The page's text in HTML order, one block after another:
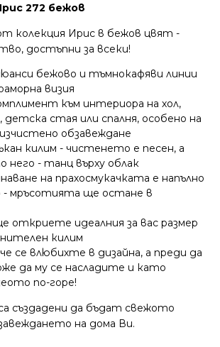
272 бежов
колекция Ирис в бежов цвят -
достъпни за всеки!
бежово и тъмнокафяви линии
визия
към интериора на хол,
детска стая или спалня, особено на
обзавеждане
килим - чистенето е песен, а
него - танц върху облак
на прахосмукачката е напълно
мръсотията ще остане в
откриете идеалния за вас размер
килим
се влюбихте в дизайна, а преди да
да му се насладите и като
по-горе!
създадени да бъдат свежото
на дома Ви.